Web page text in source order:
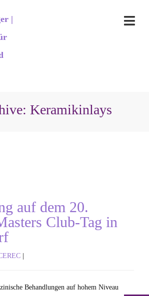
Keramikinlays
auf dem 20.
Club-Tag in
Behandlungen auf hohem Niveau